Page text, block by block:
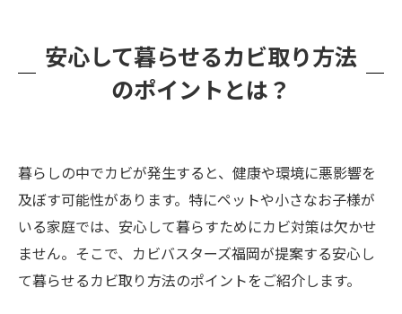
安心して暮らせるカビ取り方法
のポイントとは？
暮らしの中でカビが発生すると、健康や環境に悪影響を
及ぼす可能性があります。特にペットや小さなお子様が
いる家庭では、安心して暮らすためにカビ対策は欠かせ
ません。そこで、カビバスターズ福岡が提案する安心し
て暮らせるカビ取り方法のポイントをご紹介します。